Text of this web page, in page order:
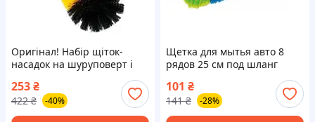
Оригінал! Набір щіток-
насадок на шуруповерт і
автомобіля, 3 шт., жовтий -
Вища Якість!
253₴
422 ₴ -40%
Щетка для мытья авто 8
рядов 25 см под шланг
ВОРС (без палки) (ELEGANT)
ПИР 76180 ПД 107782 З
200133
101 ₴
141 ₴ -28%